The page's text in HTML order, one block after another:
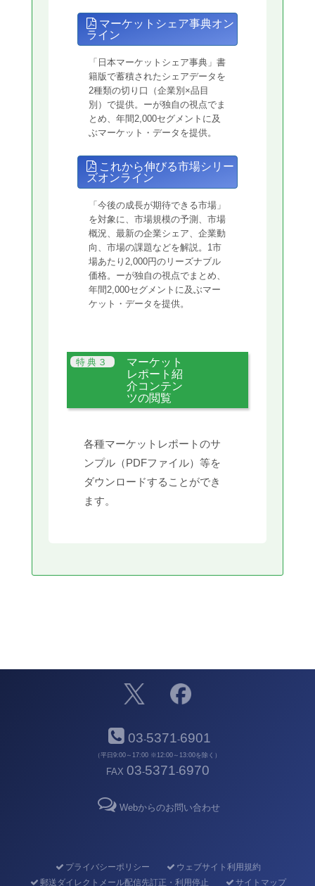
マーケットシェア事典オン
ライン
「日本マーケットシェア事典」書
籍版で蓄積されたシェアデータを
2種類の切り口（企業別×品目
別）で提供。ーが独自の視点でま
とめ、年間2,000セグメントに及
ぶマーケット・データを提供。
これから伸びる市場シリー
ズオンライン
「今後の成長が期待できる市場」
を対象に、市場規模の予測、市場
概況、最新の企業シェア、企業動
向、市場の課題などを解説。1市
場あたり2,000円のリーズナブル
価格。ーが独自の視点でまとめ、
年間2,000セグメントに及ぶマー
ケット・データを提供。
マーケット
レポート紹
介コンテン
ツの閲覧
各種マーケットレポートのサ
ンプル（PDFファイル）等を
ダウンロードすることができ
ます。
03-5371-6901
（平日9:00～17:00 ※12:00～13:00を除く）
FAX 03-5371-6970
Webからのお問い合わせ
プライバシーポリシー
ウェブサイト利用規約
郵送ダイレクトメール配信先訂正・利用停止
サイトマップ